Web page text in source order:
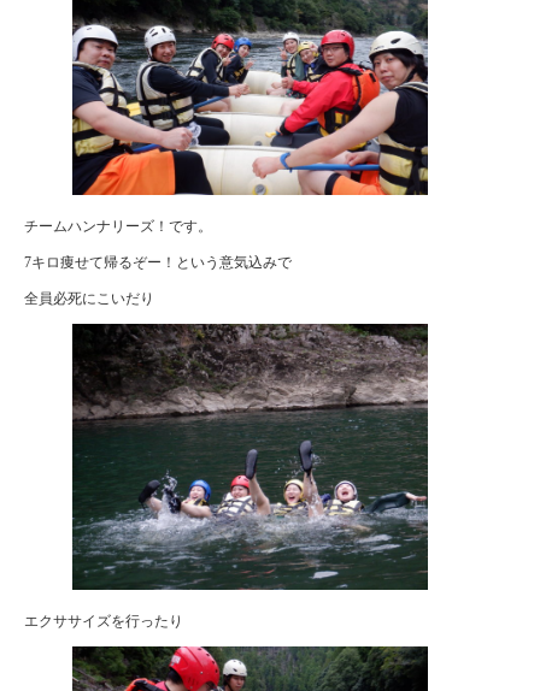
チームハンナリーズ！です。
7キロ痩せて帰るぞー！という意気込みで
全員必死にこいだり
エクササイズを行ったり